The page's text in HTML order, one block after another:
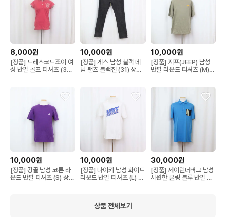
8,000원
[정품] 드레스코드조이 여
성 반팔 골프 티셔츠 (38)
10,000원
[정품] 게스 남성 블랙 데
님 팬츠 블랙진 (31) 상상
10,000원
[정품] 지프(JEEP) 남성
반팔 라운드 티셔츠 (M)
10,000원
[정품] 캉골 남성 코튼 라
운드 반팔 티셔츠 (S) 상상
10,000원
[정품] 나이키 남성 화이트
라운드 반팔 티셔츠 (L) 상
30,000원
[정품] 제이린더버그 남성
시원한 쿨링 블루 반팔 골
상품 전체보기